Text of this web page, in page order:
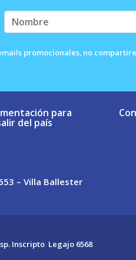
promocionales, no
para
del país
– Villa Ballester
Inscripto Legajo 6568